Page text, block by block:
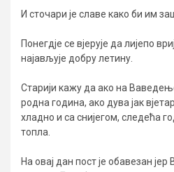
И сточари је славе како би им
Понегдје се вјерује да лијепо
најављује добру летину.
Старији кажу да ако на
родна година, ако дува јак
хладно и са снијегом, следећа
топла.
На овај дан пост је обавезан